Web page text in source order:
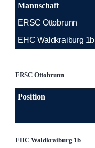
Mannschaft
ERSC Ottobrunn
EHC Waldkraiburg 1b
ERSC Ottobrunn
Position
EHC Waldkraiburg 1b